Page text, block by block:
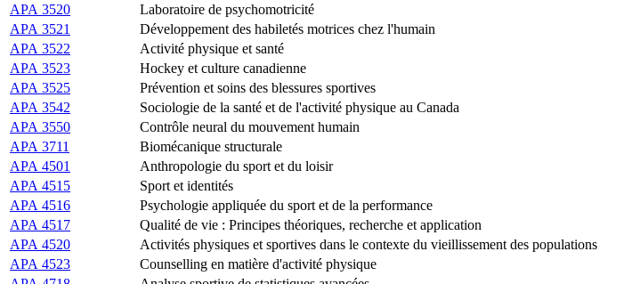
APA 3520
Laboratoire de psychomotricité
APA 3521
Développement des habiletés motrices chez l'humain
APA 3522
Activité physique et santé
APA 3523
Hockey et culture canadienne
APA 3525
Prévention et soins des blessures sportives
APA 3542
Sociologie de la santé et de l'activité physique au Canada
APA 3550
Contrôle neural du mouvement humain
APA 3711
Biomécanique structurale
APA 4501
Anthropologie du sport et du loisir
APA 4515
Sport et identités
APA 4516
Psychologie appliquée du sport et de la performance
APA 4517
Qualité de vie : Principes théoriques, recherche et application
APA 4520
Activités physiques et sportives dans le contexte du vieillissement des populations
APA 4523
Counselling en matière d'activité physique